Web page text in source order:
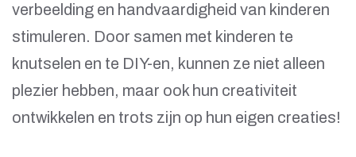
verbeelding en handvaardigheid van kinderen
stimuleren. Door samen met kinderen te
knutselen en te DIY-en, kunnen ze niet alleen
plezier hebben, maar ook hun creativiteit
ontwikkelen en trots zijn op hun eigen creaties!